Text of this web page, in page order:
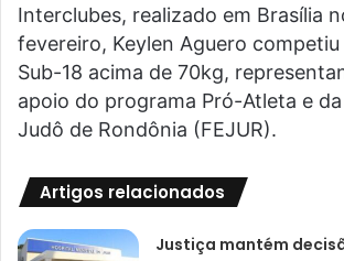
Interclubes, realizado em Brasília
fevereiro, Keylen Aguero
Sub-18 acima de 70kg,
apoio do programa Pró-Atleta e
Judô de Rondônia (FEJUR).
Artigos relacionados
Justiça mantém